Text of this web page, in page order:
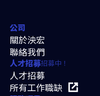
公司
關於泱宏
聯絡我們
人才招募招募中！
人才招募
所有工作職缺